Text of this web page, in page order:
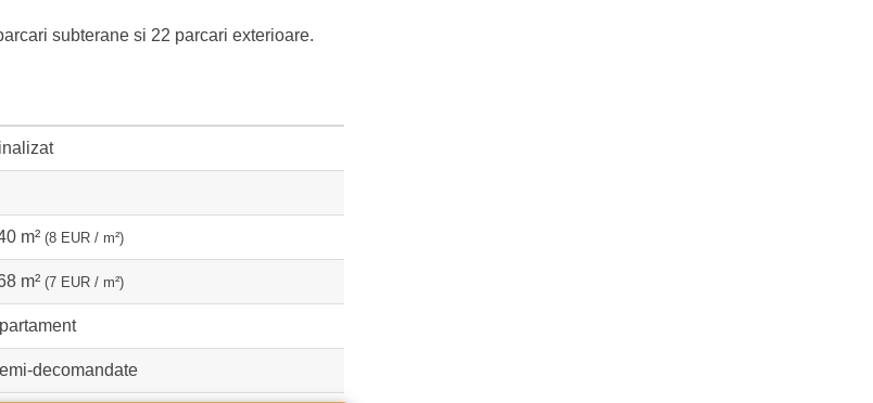
subterane si 22 parcari exterioare.
m² (8 EUR / m²)
m² (7 EUR / m²)
decomandate